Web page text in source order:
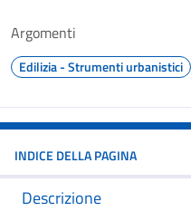
Argomenti
Edilizia - Strumenti urbanistici
INDICE DELLA PAGINA
Descrizione